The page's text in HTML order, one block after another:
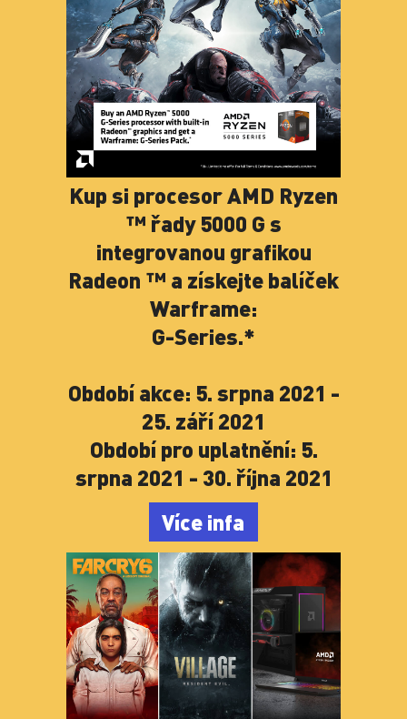
Kup si procesor AMD Ryzen
™ řady 5000 G s
integrovanou grafikou
Radeon ™ a získejte balíček
Warframe:
G-Series.*
Období akce: 5. srpna 2021 -
Období pro uplatnění: 5.
srpna 2021 - 30. října 2021
Více infa